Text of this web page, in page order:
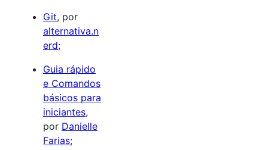
Git, por
alternativa.n
erd;
Guia rápido
e Comandos
básicos para
iniciantes,
por Danielle
Farias;